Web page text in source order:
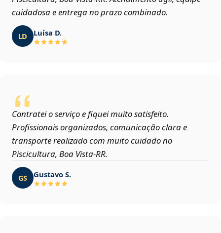
cuidadosa e entrega no prazo combinado.
LD Luísa D.
Contratei o serviço e fiquei muito satisfeito.
Profissionais organizados, comunicação clara e
transporte realizado com muito cuidado no
Piscicultura, Boa Vista‑RR.
GS Gustavo S.